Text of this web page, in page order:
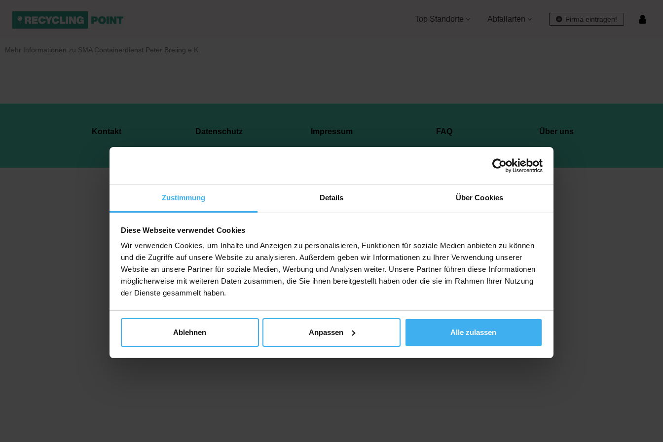
Zustimmung Details Über Cookies
Diese Webseite verwendet Cookies
Wir verwenden Cookies, um Inhalte und Anzeigen zu personalisieren, Funktionen für soziale Medien anbieten zu können
und die Zugriffe auf unsere Website zu analysieren. Außerdem geben wir Informationen zu Ihrer Verwendung unserer
Website an unsere Partner für soziale Medien, Werbung und Analysen weiter. Unsere Partner führen diese Informationen
möglicherweise mit weiteren Daten zusammen, die Sie ihnen bereitgestellt haben oder die sie im Rahmen Ihrer Nutzung
der Dienste gesammelt haben.
Ablehnen Anpassen Alle zulassen
Firma eintragen!
Top Standorte Abfallarten
Mehr Informationen zu SMA Containerdienst Peter Breiing e.K.
Kontakt Datenschutz Impressum FAQ Über uns